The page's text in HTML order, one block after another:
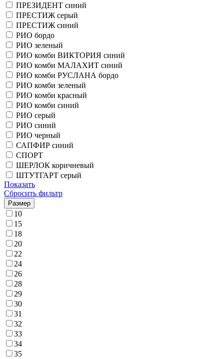
ПРЕЗИДЕНТ синий
ПРЕСТИЖ серый
ПРЕСТИЖ синий
РИО бордо
РИО зеленый
РИО комби ВИКТОРИЯ синий
РИО комби МАЛАХИТ синий
РИО комби РУСЛАНА бордо
РИО комби зеленый
РИО комби красный
РИО комби синий
РИО серый
РИО синий
РИО черный
САПФИР синий
СПОРТ
ШЕРЛОК коричневый
ШТУТГАРТ серый
Показать
Сбросить фильтр
Размер
10
15
18
20
22
24
26
28
29
30
31
32
33
34
35